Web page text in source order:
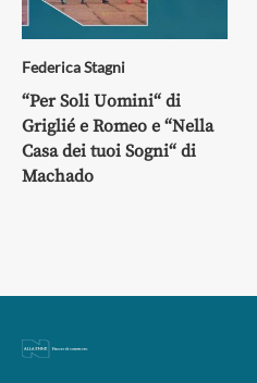
Federica Stagni
“Per Soli Uomini“ di
Griglié e Romeo e “Nella
Casa dei tuoi Sogni“ di
Machado